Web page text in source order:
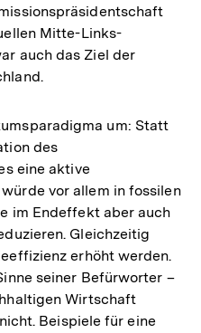
Mitte-Links-
auch das Ziel der
um: Statt
des
eine aktive
vor allem in fossilen
im Endeffekt aber auch
Gleichzeitig
erhöht werden.
seiner Befürworter –
Wirtschaft
Beispiele für eine